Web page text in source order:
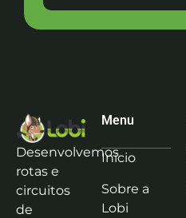
Desenvolvemos
rotas e
circuitos
de
Menu
Início
Sobre a
Lobi